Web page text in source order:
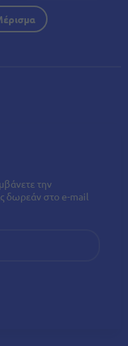
την
δωρεάν στο e-mail